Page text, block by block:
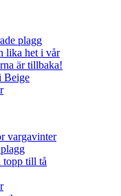
plagg
lika het i vår
är tillbaka!
Beige
vargavinter
topp till tå